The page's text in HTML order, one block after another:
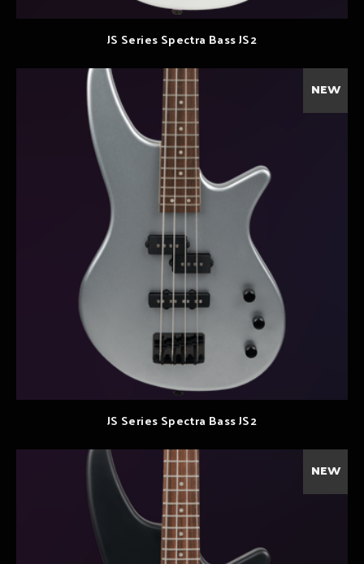
JS Series Spectra Bass JS2
NEW
JS Series Spectra Bass JS2
NEW